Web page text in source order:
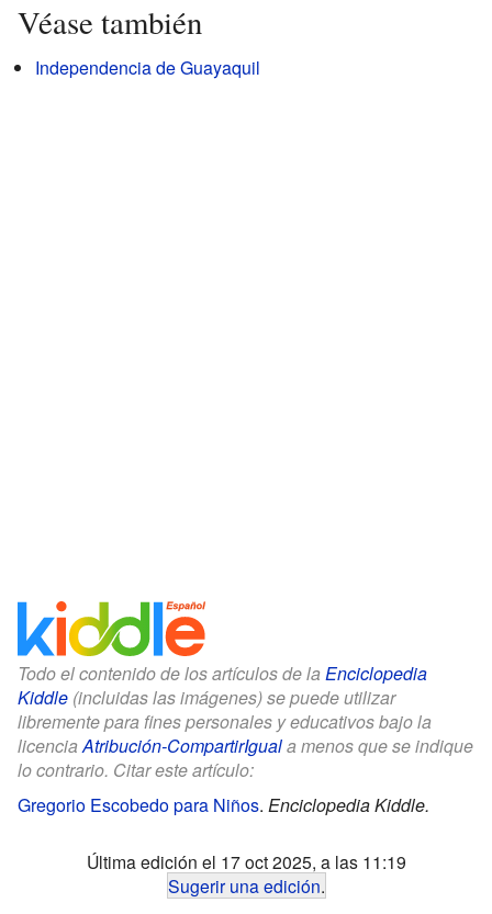
Véase también
Independencia de Guayaquil
Todo el contenido de los artículos de la Enciclopedia
Kiddle (incluidas las imágenes) se puede utilizar
libremente para fines personales y educativos bajo la
licenciaAtribución-CompartirIguala menos que se indique
lo contrario. Citar este artículo:
Gregorio Escobedo para Niños. Enciclopedia Kiddle.
Última edición el 17 oct 2025, a las 11:19
Sugerir una edición.